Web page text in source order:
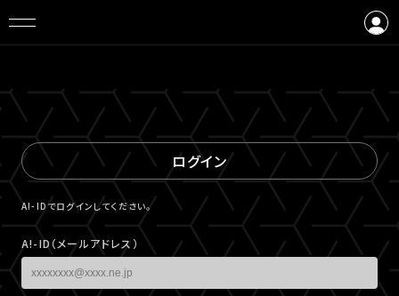
ログイン
A!-IDでログインしてください。
A!-ID（メールアドレス）